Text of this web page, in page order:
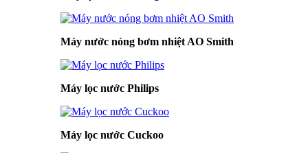
Máy nước nóng bơm nhiệt AO Smith
Máy lọc nước Philips
Máy lọc nước Cuckoo